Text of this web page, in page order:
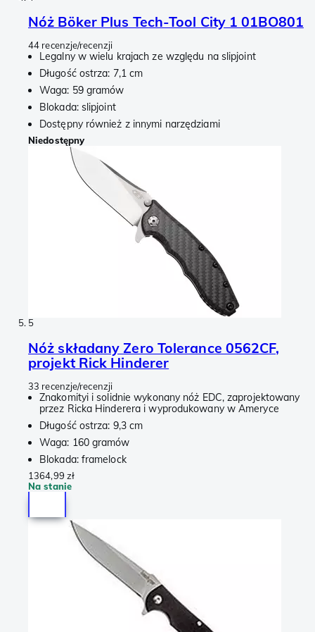
Nóż Böker Plus Tech-Tool City 1 01BO801
44 recenzje/recenzji
Legalny w wielu krajach ze względu na slipjoint
Długość ostrza: 7,1 cm
Waga: 59 gramów
Blokada: slipjoint
Dostępny również z innymi narzędziami
Niedostępny
5
Nóż składany Zero Tolerance 0562CF,
projekt Rick Hinderer
33 recenzje/recenzji
Znakomityi i solidnie wykonany nóż EDC, zaprojektowany
przez Ricka Hinderera i wyprodukowany w Ameryce
Długość ostrza: 9,3 cm
Waga: 160 gramów
Blokada: framelock
1364,99 zł
Na stanie